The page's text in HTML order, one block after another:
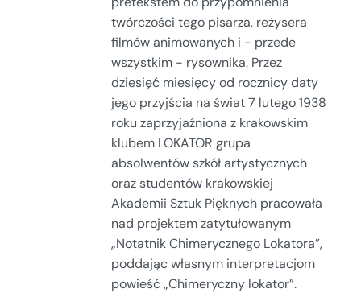
twórczości tego pisarza, reżysera
filmów animowanych i - przede
wszystkim - rysownika. Przez
dziesięć miesięcy od rocznicy daty
jego przyjścia na świat 7 lutego 1938
roku zaprzyjaźniona z krakowskim
klubem LOKATOR grupa
absolwentów szkół artystycznych
oraz studentów krakowskiej
Akademii Sztuk Pięknych pracowała
nad projektem zatytułowanym
„Notatnik Chimerycznego Lokatora”,
poddając własnym interpretacjom
powieść „Chimeryczny lokator”.